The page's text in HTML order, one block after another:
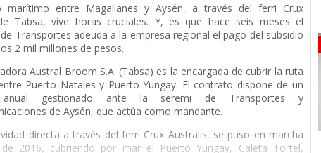
marítimo entre Magallanes y Aysén, a través del ferri Crux
Tabsa, vive horas cruciales. Y, es que hace seis meses el
Transportes adeuda a la empresa regional el pago del subsidio
2 mil millones de pesos.
Austral Broom S.A. (Tabsa) es la encargada de cubrir la ruta
Puerto Natales y Puerto Yungay. El contrato dispone de un
anual gestionado ante la seremi de Transportes y
de Aysén, que actúa como mandante.
directa a través del ferri Crux Australis, se puso en marcha
2016, cubriendo por mar el Puerto Yungay, Caleta Tortel,